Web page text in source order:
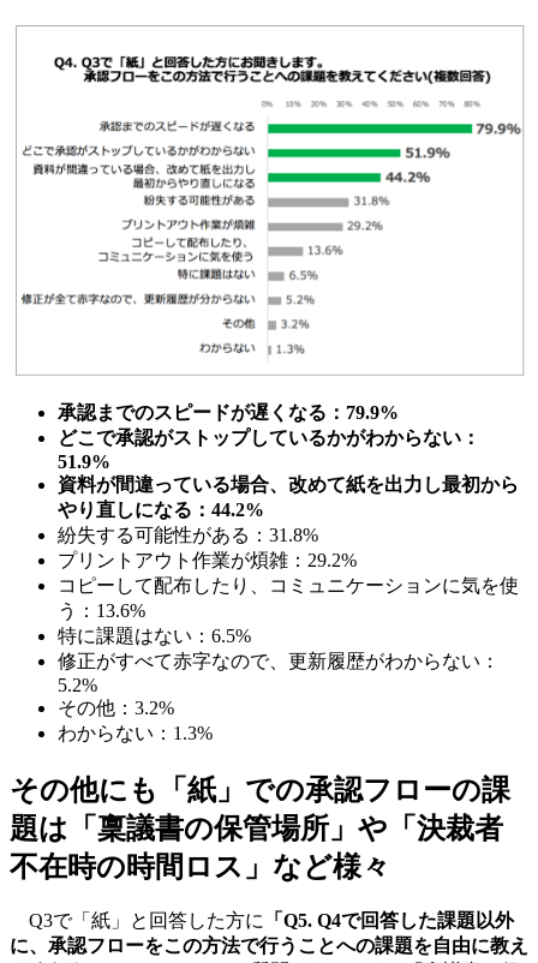
承認までのスピードが遅くなる：79.9%
どこで承認がストップしているかがわからない：
51.9%
資料が間違っている場合、改めて紙を出力し最初から
やり直しになる：44.2%
紛失する可能性がある：31.8%
プリントアウト作業が煩雑：29.2%
コピーして配布したり、コミュニケーションに気を使
う：13.6%
特に課題はない：6.5%
修正がすべて赤字なので、更新履歴がわからない：
5.2%
その他：3.2%
わからない：1.3%
その他にも「紙」での承認フローの課
題は「稟議書の保管場所」や「決裁者
不在時の時間ロス」など様々
Q3で「紙」と回答した方に 「Q5. Q4で回答した課題以外
に、承認フローをこの方法で行うことへの課題を自由に教え